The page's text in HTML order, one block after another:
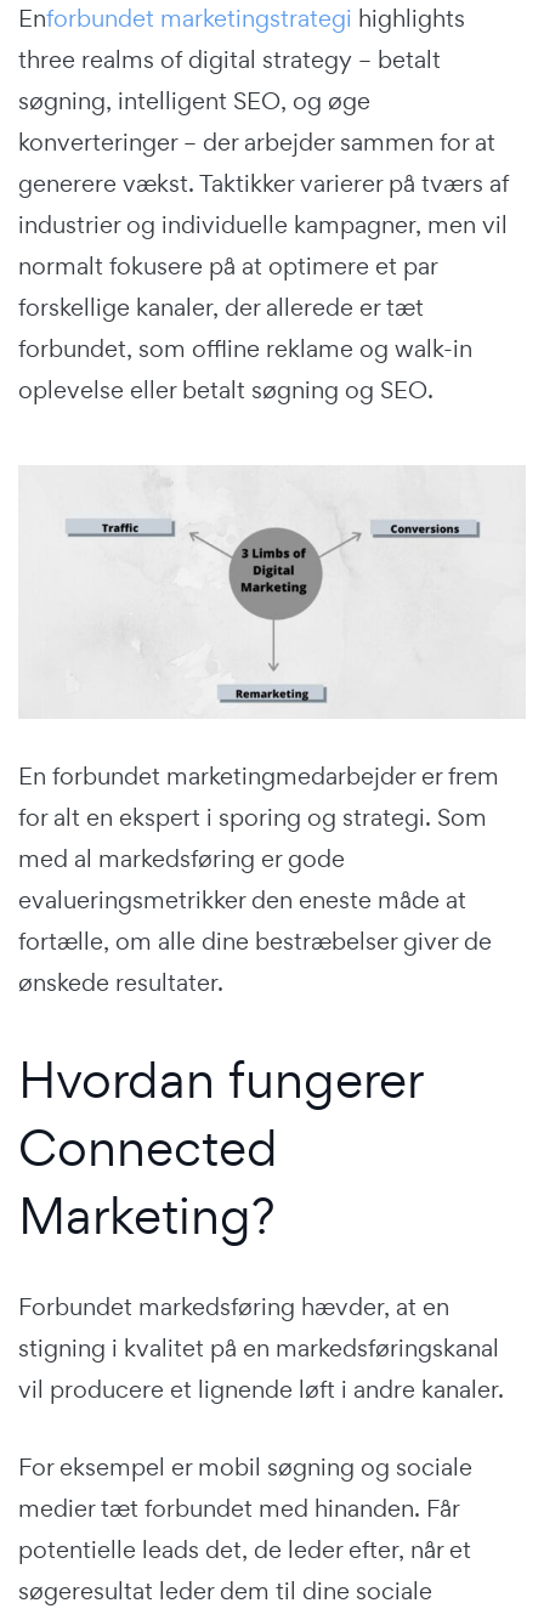
Enforbundet marketingstrategi highlights
three realms of digital strategy – betalt
søgning, intelligent SEO, og øge
konverteringer – der arbejder sammen for at
generere vækst. Taktikker varierer på tværs af
industrier og individuelle kampagner, men vil
normalt fokusere på at optimere et par
forskellige kanaler, der allerede er tæt
forbundet, som offline reklame og walk-in
oplevelse eller betalt søgning og SEO.
En forbundet marketingmedarbejder er frem
for alt en ekspert i sporing og strategi. Som
med al markedsføring er gode
evalueringsmetrikker den eneste måde at
fortælle, om alle dine bestræbelser giver de
ønskede resultater.
Hvordan fungerer
Connected
Marketing?
Forbundet markedsføring hævder, at en
stigning i kvalitet på en markedsføringskanal
vil producere et lignende løft i andre kanaler.
For eksempel er mobil søgning og sociale
medier tæt forbundet med hinanden. Får
potentielle leads det, de leder efter, når et
søgeresultat leder dem til dine sociale